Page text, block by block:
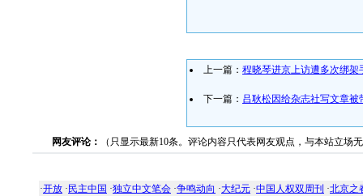
上一篇： 程晓琴进京上访遭多次绑架
下一篇： 吕耿松因给杂志社写文章被
网友评论： （只显示最新10条。评论内容只代表网友观点，与本站立场
·开放 · 民主中国 ·独立中文笔会 ·争鸣动向 ·大纪元 ·中国人权双周刊 ·北京之